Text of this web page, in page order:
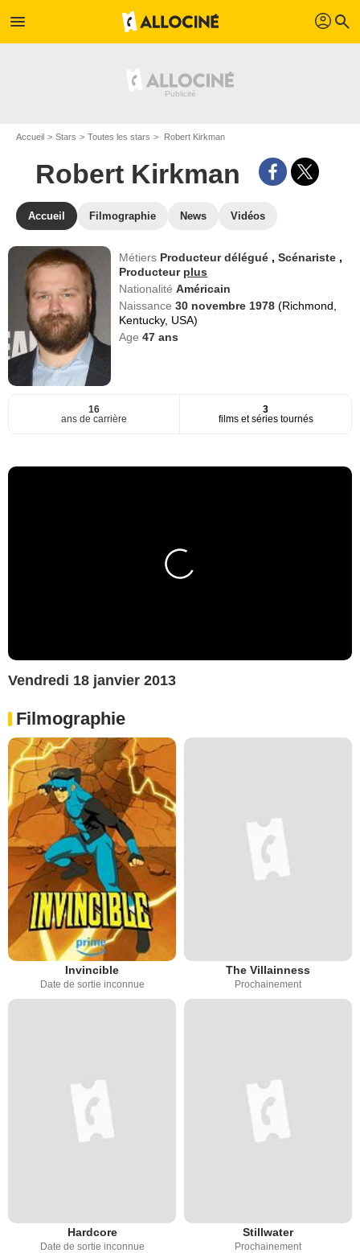
menu profil search
Accueil Stars Toutes les stars Robert Kirkman
Robert Kirkman
Accueil Filmographie News Vidéos
Métiers Producteur délégué ,Scénariste ,
Producteur plus
NationalitéAméricain
Naissance30 novembre 1978(Richmond,
Kentucky, USA)
Age47 ans
16
ans de carrière
3
films et séries tournés
Vendredi 18 janvier 2013
Filmographie
Invincible
Date de sortie inconnue
The Villainness
Prochainement
Hardcore
Date de sortie inconnue
Stillwater
Prochainement